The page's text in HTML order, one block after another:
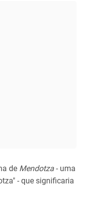
de Mendotza - uma
- que significaria